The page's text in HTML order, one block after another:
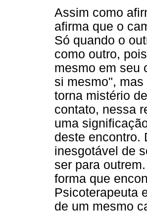
Assim como
afirma que o
Só quando o
como outro,
mesmo em seu
si mesmo",
torna mistério
contato, nessa
uma
deste encontro.
inesgotável de
ser para
forma que
Psicoterapeuta
de um mesmo